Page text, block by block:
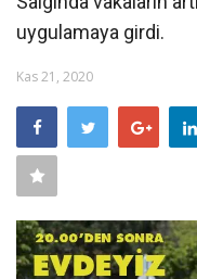
EĞİTİM
KÜNYE
FOTO GALERİ
KÜLTÜR SANAT
SAĞLIK
uygulamaya girdi.
Kas 21, 2020